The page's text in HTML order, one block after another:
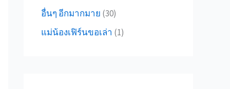
อื่นๆ อีกมากมาย (30)
แม่น้องเฟิร์นขอเล่า (1)